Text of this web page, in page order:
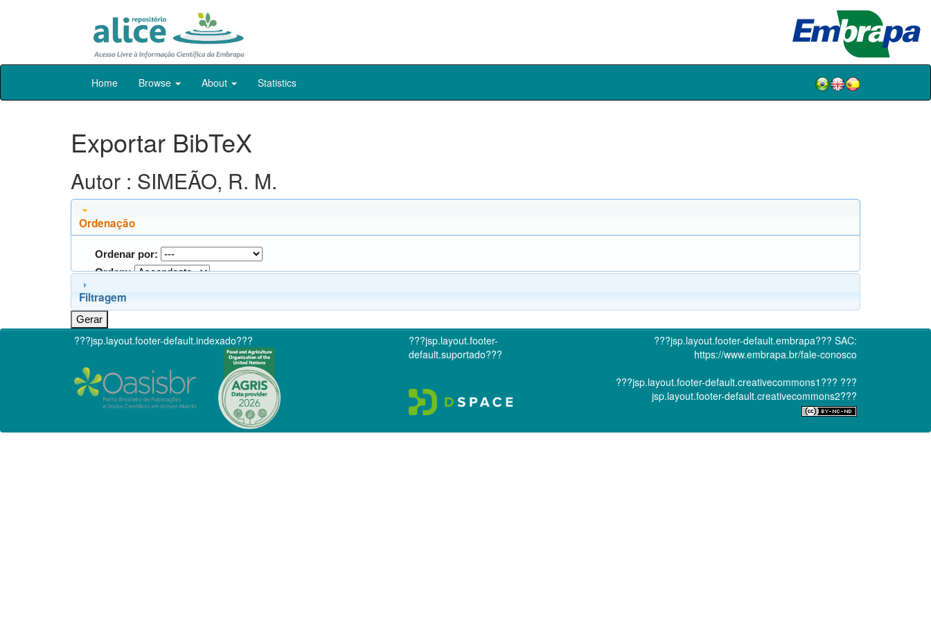
Skip
Home Browse About Statistics
Exportar BibTeX
Autor : SIMEÃO, R. M.
Ordenação
Ordenar por:
Ordem:
Filtragem
???jsp.layout.footer-default.indexado???
???jsp.layout.footer-
default.suportado???
???jsp.layout.footer-default.embrapa??? SAC:
https://www.embrapa.br/fale-conosco
???jsp.layout.footer-default.creativecommons1??? ???
jsp.layout.footer-default.creativecommons2???